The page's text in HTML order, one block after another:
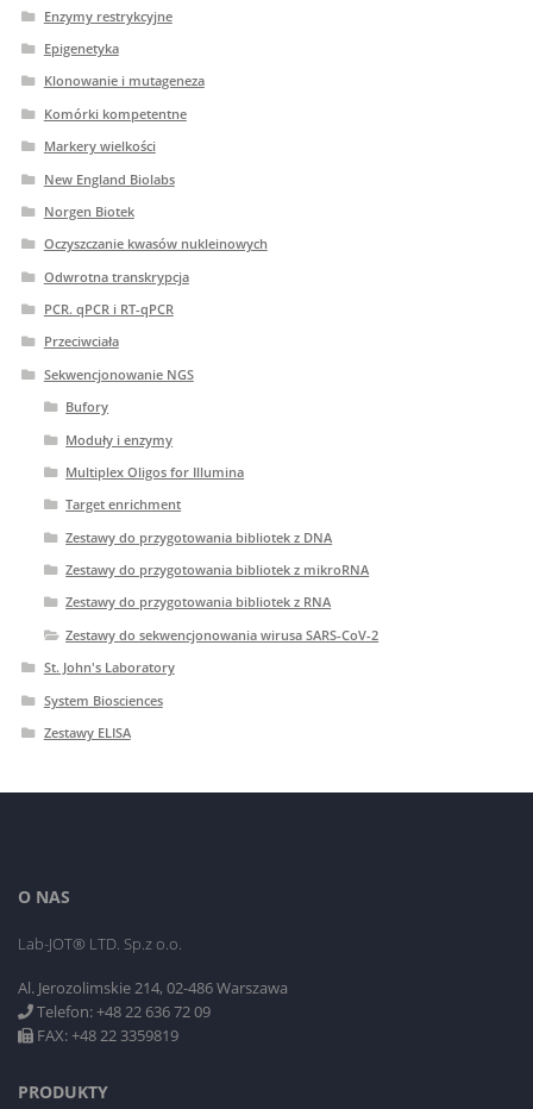
Enzymy restrykcyjne
Epigenetyka
Klonowanie i mutageneza
Komórki kompetentne
Markery wielkości
New England Biolabs
Norgen Biotek
Oczyszczanie kwasów nukleinowych
Odwrotna transkrypcja
PCR. qPCR i RT-qPCR
Przeciwciała
Sekwencjonowanie NGS
Bufory
Moduły i enzymy
Multiplex Oligos for Illumina
Target enrichment
Zestawy do przygotowania bibliotek z DNA
Zestawy do przygotowania bibliotek z mikroRNA
Zestawy do przygotowania bibliotek z RNA
Zestawy do sekwencjonowania wirusa SARS-CoV-2
St. John's Laboratory
System Biosciences
Zestawy ELISA
O NAS
Lab-JOT® LTD. Sp.z o.o.
Al. Jerozolimskie 214, 02-486 Warszawa
Telefon: +48 22 636 72 09
FAX: +48 22 3359819
PRODUKTY